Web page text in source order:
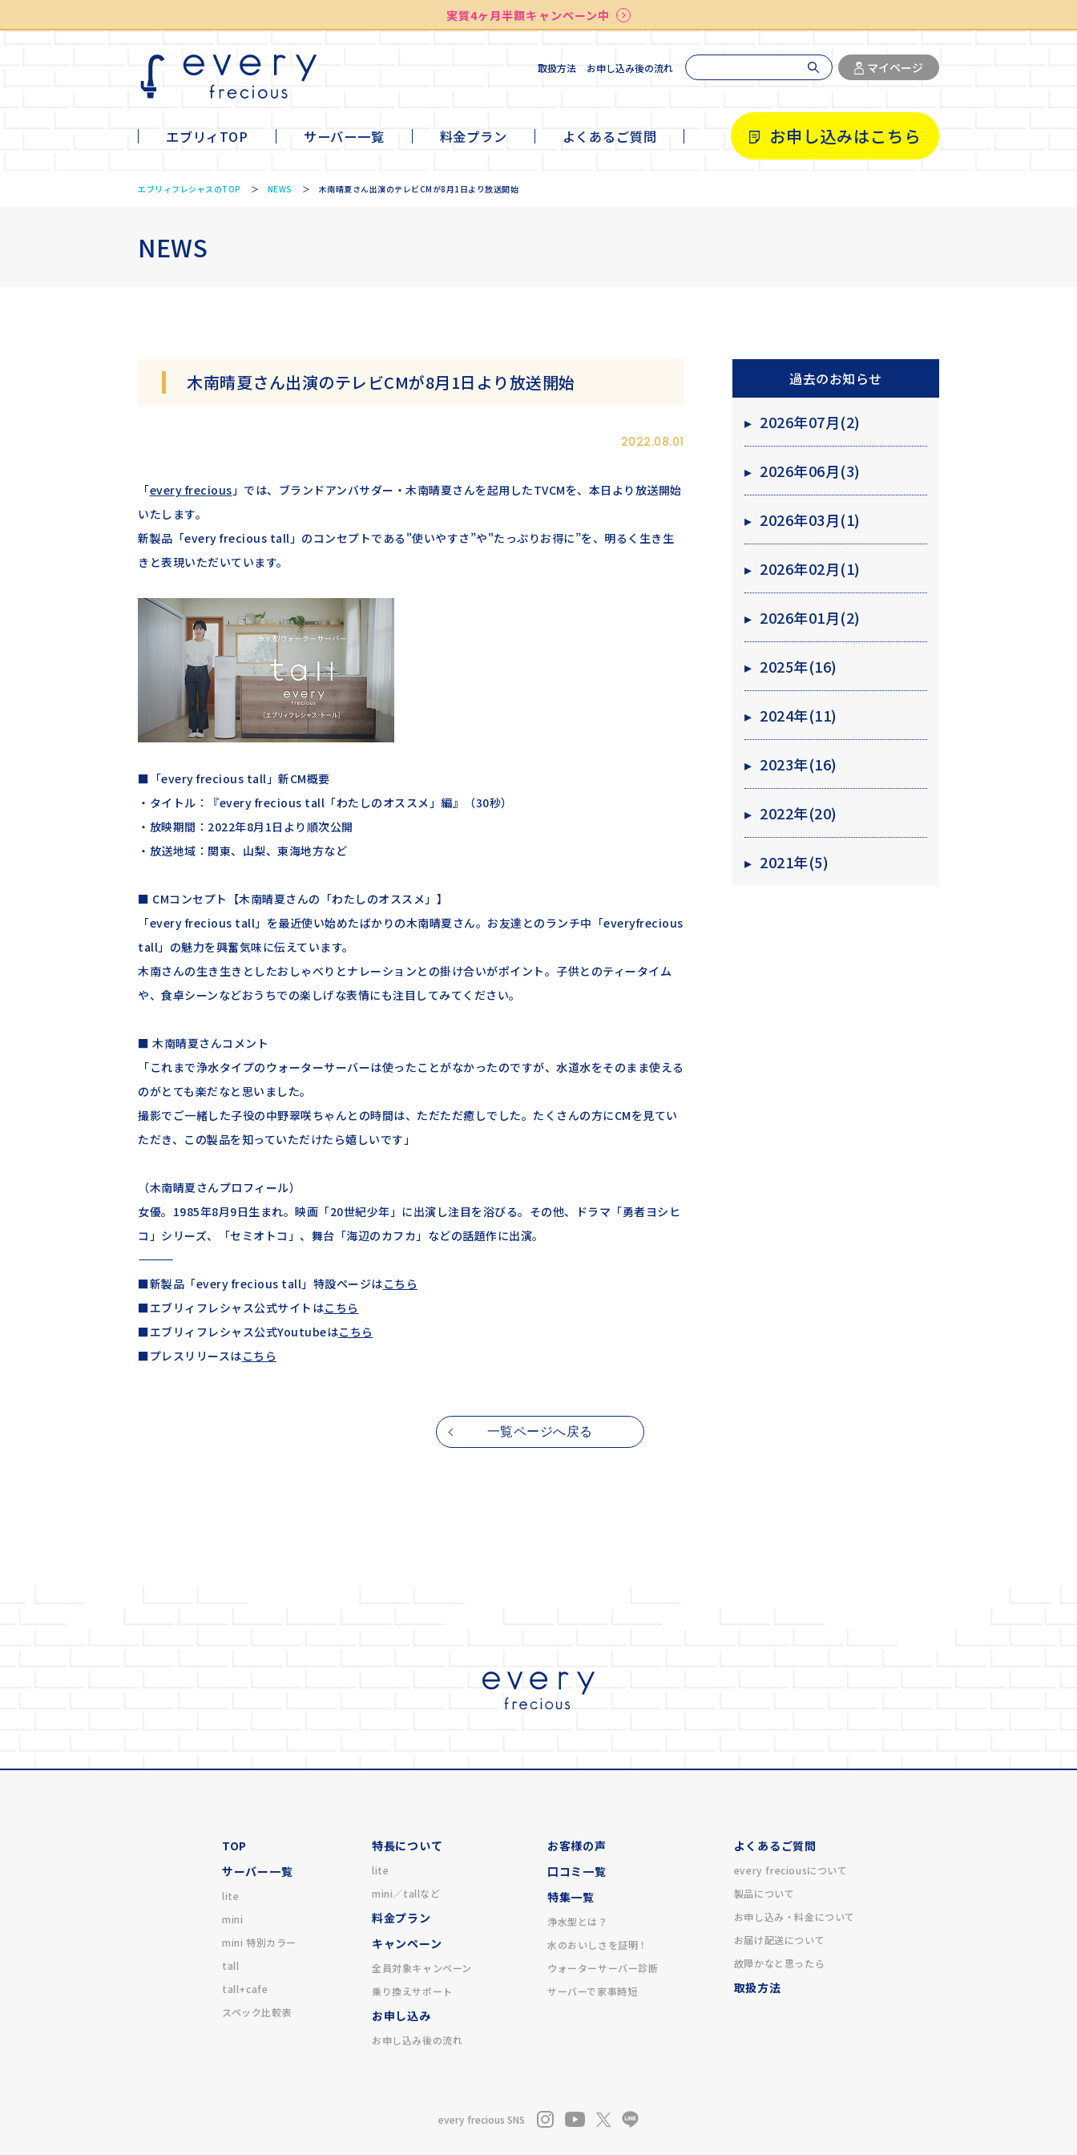
実質4ヶ月半額キャンペーン中
実質4ヶ月半額キャンペーン中
取扱方法 お申し込み後の流れ 検索 マイページ
エブリィTOP サーバー一覧
lite
mini
料金プラン よくあるご質問 お申し込みはこちら
エブリィフレシャスのTOP NEWS 木南晴夏さん出演のテレビCMが8月1日より放送開始
NEWS
木南晴夏さん出演のテレビCMが8月1日より放送開始
2022.08.01
「every frecious」では、ブランドアンバサダー・木南晴夏さんを起用したTVCMを、本日より放送開始
いたします。
新製品「every frecious tall」のコンセプトである"使いやすさ”や"たっぷりお得に”を、明るく生き生
きと表現いただいています。
■「every frecious tall」新CM概要
・タイトル：『every frecious tall「わたしのオススメ」編』（30秒）
・放映期間：2022年8月1日より順次公開
・放送地域：関東、山梨、東海地方など
■ CMコンセプト【木南晴夏さんの「わたしのオススメ」】
「every frecious tall」を最近使い始めたばかりの木南晴夏さん。お友達とのランチ中「everyfrecious
tall」の魅力を興奮気味に伝えています。
木南さんの生き生きとしたおしゃべりとナレーションとの掛け合いがポイント。子供とのティータイム
や、食卓シーンなどおうちでの楽しげな表情にも注目してみてください。
■ 木南晴夏さんコメント
「これまで浄水タイプのウォーターサーバーは使ったことがなかったのですが、水道水をそのまま使える
のがとても楽だなと思いました。
撮影でご一緒した子役の中野翠咲ちゃんとの時間は、ただただ癒しでした。たくさんの方にCMを見てい
ただき、この製品を知っていただけたら嬉しいです」
（木南晴夏さんプロフィール）
女優。1985年8月9日生まれ。映画「20世紀少年」に出演し注目を浴びる。その他、ドラマ「勇者ヨシヒ
コ」シリーズ、「セミオトコ」、舞台「海辺のカフカ」などの話題作に出演。
――――――――――――――――――――――
■新製品「every frecious tall」特設ページはこちら
■エブリィフレシャス公式サイトはこちら
■エブリィフレシャス公式Youtubeはこちら
■プレスリリースはこちら
一覧ページへ戻る
過去のお知らせ
▸ 2026年07月(2)
▸ 2026年06月(3)
▸ 2026年03月(1)
▸ 2026年02月(1)
▸ 2026年01月(2)
▸ 2025年(16)
▸ 2024年(11)
▸ 2023年(16)
▸ 2022年(20)
▸ 2021年(5)
TOP
サーバー一覧
lite
mini
mini 特別カラー
tall
tall+cafe
スペック比較表
特長について
lite
mini／tallなど
料金プラン
キャンペーン
全員対象キャンペーン
乗り換えサポート
お申し込み
お申し込み後の流れ
お客様の声
口コミ一覧
特集一覧
浄水型とは？
水のおいしさを証明！
ウォーターサーバー診断
サーバーで家事時短
よくあるご質問
every freciousについて
製品について
お申し込み・料金について
お届け配送について
故障かなと思ったら
取扱方法
every frecious SNS